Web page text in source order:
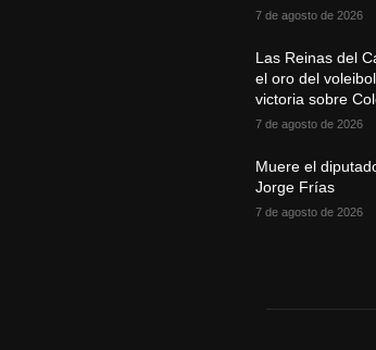
7 de agosto de 2026
Las Reinas del
el oro del
victoria sobre
7 de agosto de 2026
Muere el
Jorge Frías
7 de agosto de 2026